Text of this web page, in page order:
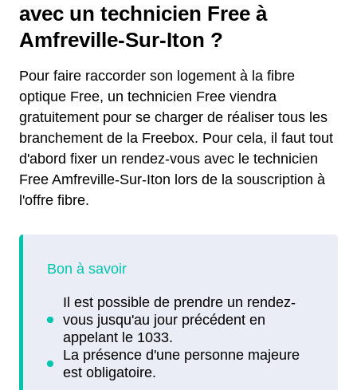
avec un technicien Free à
Amfreville-Sur-Iton ?
Pour faire raccorder son logement à la fibre
optique Free, un technicien Free viendra
gratuitement pour se charger de réaliser tous les
branchement de la Freebox. Pour cela, il faut tout
d'abord fixer un rendez-vous avec le technicien
Free Amfreville-Sur-Iton lors de la souscription à
l'offre fibre.